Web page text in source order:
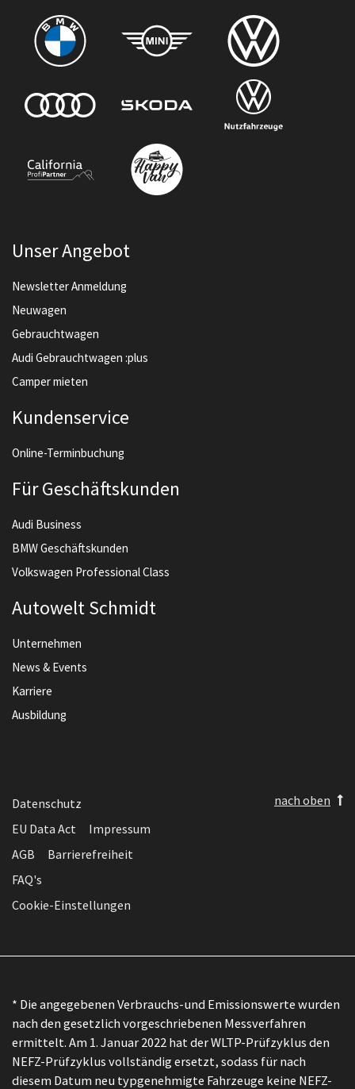
Unser Angebot
Newsletter Anmeldung
Neuwagen
Gebrauchtwagen
Audi Gebrauchtwagen :plus
Camper mieten
Kundenservice
Online-Terminbuchung
Für Geschäftskunden
Audi Business
BMW Geschäftskunden
Volkswagen Professional Class
Autowelt Schmidt
Unternehmen
News & Events
Karriere
Ausbildung
Datenschutz
EU Data Act
Impressum
AGB
Barrierefreiheit
FAQ's
Cookie-Einstellungen
nach oben
* Die angegebenen Verbrauchs-und Emissionswerte wurden
nach den gesetzlich vorgeschriebenen Messverfahren
ermittelt. Am 1. Januar 2022 hat der WLTP-Prüfzyklus den
NEFZ-Prüfzyklus vollständig ersetzt, sodass für nach
diesem Datum neu typgenehmigte Fahrzeuge keine NEFZ-